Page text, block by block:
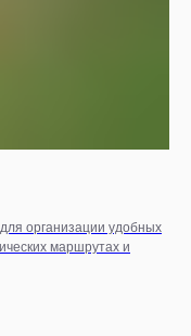
организации удобных
маршрутах и